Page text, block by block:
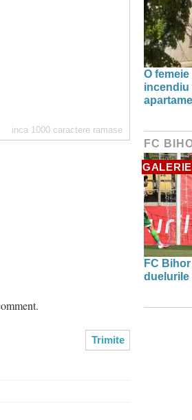
inca 1000 caractere ramase
O
incendiu
FC
FC
duelurile